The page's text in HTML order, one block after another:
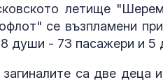
летище
се възпламени
души - 73 пасажери и 5
са две